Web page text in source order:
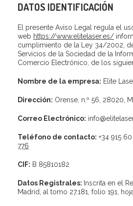
DATOS IDENTIFICACIÓN
El presente Aviso Legal regula el
web https://www.elitelaser.es/
cumplimiento de la Ley 34/2002,
Servicios de la Sociedad de la
Comercio Electrónico, de los
Nombre de la empresa: Elite
Dirección: Orense, n.º 56, 28020,
Correo Electrónico:
Teléfono de contacto: +34 915
776
CIF: B 85810182
Datos Registrales: Inscrita en el
Madrid, al tomo 27.181, folio 191,